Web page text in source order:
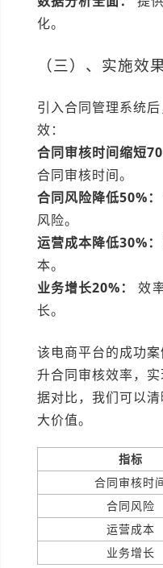
化。
（三）、实施效
引入合同管理系统
效：
合同审核时间缩短
合同审核时间。
合同风险降低50%：
风险。
运营成本降低30%：
本。
业务增长20%：
效
长。
该电商平台的成功
升合同审核效率，
据对比，我们可以
大价值。
指标
合同审核时
合同风险
运营成本
业务增长